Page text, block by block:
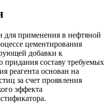
для применения в нефтяной
цементирования
добавки к
составу требуемых
реагента основан на
за счет проявления
эффекта